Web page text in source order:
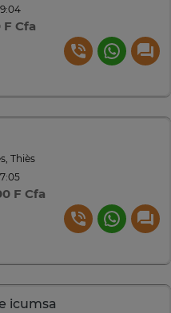
F Cfa
Thiès
F Cfa
icumsa